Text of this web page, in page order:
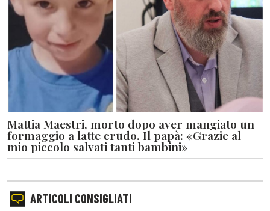
Mattia Maestri, morto dopo aver mangiato un
formaggio a latte crudo. Il papà: «Grazie al
mio piccolo salvati tanti bambini»
ARTICOLI CONSIGLIATI